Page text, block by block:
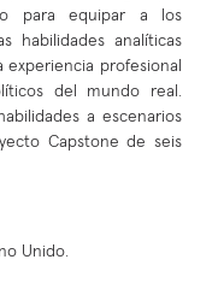
para equipar a los
habilidades analíticas
experiencia profesional
del mundo real.
a escenarios
Capstone de seis
Unido.